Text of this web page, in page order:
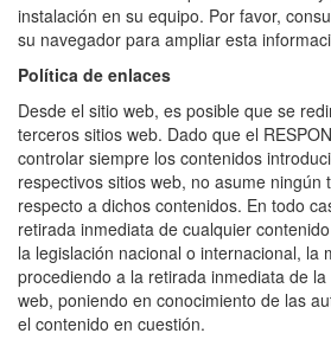
instalación en su equipo. Por favor,
su navegador para ampliar esta
Política de enlaces
Desde el sitio web, es posible que se
terceros sitios web. Dado que el
controlar siempre los contenidos
respectivos sitios web, no asume ningún
respecto a dichos contenidos. En todo
retirada inmediata de cualquier
la legislación nacional o internacional, la
procediendo a la retirada inmediata de
web, poniendo en conocimiento de las
el contenido en cuestión.